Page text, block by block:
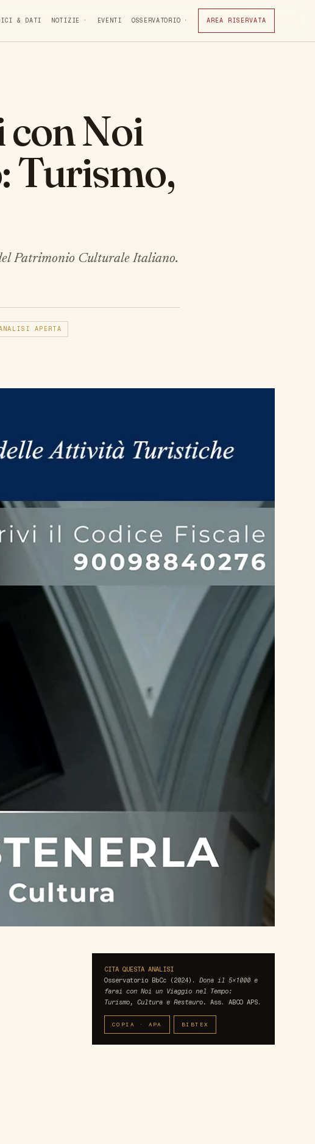
& DATI NOTIZIE EVENTI OSSERVATORIO AREA RISERVATA
con Noi
Turismo,
Patrimonio Culturale Italiano.
APERTA
CITA QUESTA ANALISI
Osservatorio BbCc (2024). Dona il 5×1000 e
farai con Noi un Viaggio nel Tempo:
Turismo, Cultura e Restauro.
Ass. ABCO APS.
COPIA · APA BIBTEX